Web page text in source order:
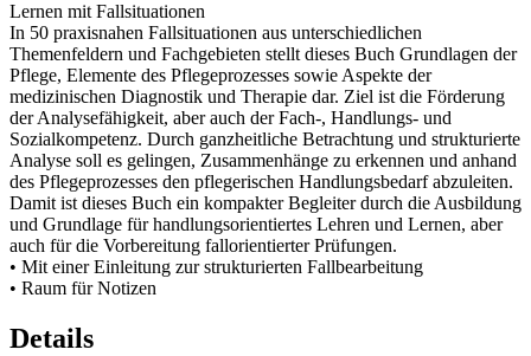
Lernen mit Fallsituationen
In 50 praxisnahen Fallsituationen aus unterschiedlichen
Themenfeldern und Fachgebieten stellt dieses Buch Grundlagen der
Pflege, Elemente des Pflegeprozesses sowie Aspekte der
medizinischen Diagnostik und Therapie dar. Ziel ist die Förderung
der Analysefähigkeit, aber auch der Fach-, Handlungs- und
Sozialkompetenz. Durch ganzheitliche Betrachtung und strukturierte
Analyse soll es gelingen, Zusammenhänge zu erkennen und anhand
des Pflegeprozesses den pflegerischen Handlungsbedarf abzuleiten.
Damit ist dieses Buch ein kompakter Begleiter durch die Ausbildung
und Grundlage für handlungsorientiertes Lehren und Lernen, aber
auch für die Vorbereitung fallorientierter Prüfungen.
• Mit einer Einleitung zur strukturierten Fallbearbeitung
• Raum für Notizen
Details